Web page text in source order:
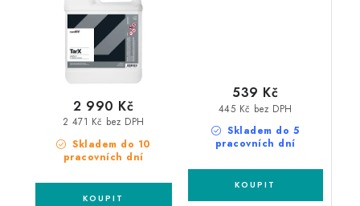
Skladem do 10
pracovních dní
2 471 Kč bez DPH
2 990 Kč
Skladem do 5
pracovních dní
445 Kč bez DPH
539 Kč